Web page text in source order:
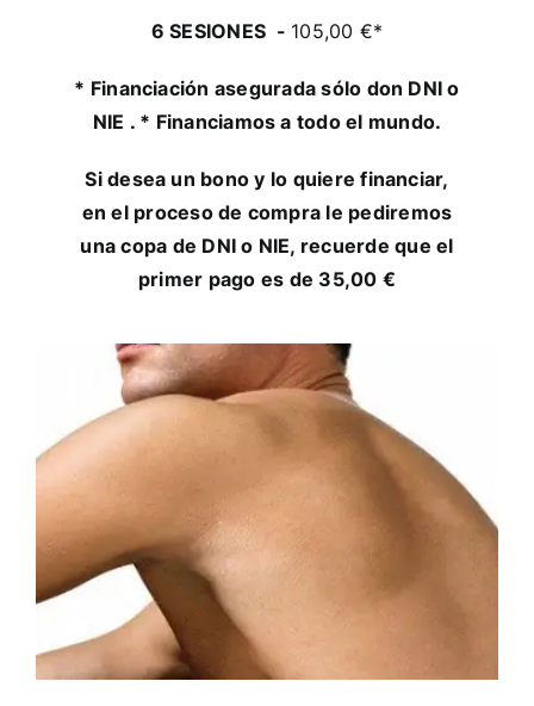
6 SESIONES - 105,00 €*
* Financiación asegurada sólo don DNI o
NIE . * Financiamos a todo el mundo.
Si desea un bono y lo quiere financiar,
en el proceso de compra le pediremos
una copa de DNI o NIE, recuerde que el
primer pago es de 35,00 €